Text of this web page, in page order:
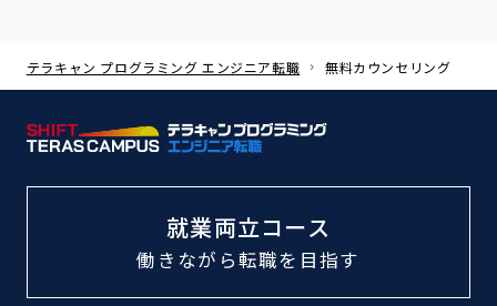
テラキャン プログラミング エンジニア転職 無料カウンセリング
就業両立コース
働きながら転職を目指す